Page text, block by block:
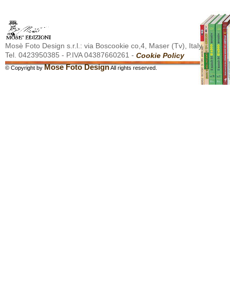
Mosè Foto Design s.r.l.: via Boscookie co,4, Maser (Tv), Italy.
Tel. 0423950385 - P.IVA 04387660261 - Cookie Policy
© Copyright by Mose Foto DesignAll rights reserved.